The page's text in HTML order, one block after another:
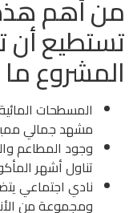
من أهم
تستطيع أن
المشروع
المسطحات
مشهد جمالي
وجود المطاعم
تناول أشهر
نادي اجتماعي
ومجموعة من